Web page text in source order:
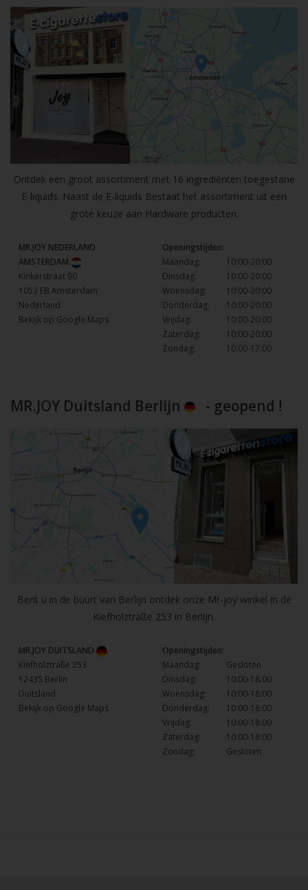
Ontdek een groot assortiment met 16 ingrediënten toegestane
E-liquids. Naast de E-liquids Bestaat het assortiment uit een
grote keuze aan Hardware producten.
MR.JOY NEDERLAND
AMSTERDAM
Kinkerstraat 90
1053 EB Amsterdam
Nederland
Bekijk op Google Maps
Openingstijden:
Maandag:
10:00-20:00
Dinsdag:
10:00-20:00
Woensdag:
10:00-20:00
Donderdag:
10:00-20:00
Vrijdag:
10:00-20:00
Zaterdag:
10:00-20:00
Zondag:
10:00-17:00
MR.JOY Duitsland Berlijn - geopend !
Bent u in de buurt van Berlijn ontdek onze Mr-joy winkel in de
Kiefholztraße 253 in Berlijn.
MR.JOY DUITSLAND
Kiefholztraße 253
12435 Berlin
Duitsland
Bekijk op Google Maps
Openingstijden:
Maandag:
Gesloten
Dinsdag:
10:00-18:00
Woensdag:
10:00-18:00
Donderdag:
10:00-18:00
Vrijdag:
10:00-18:00
Zaterdag:
10:00-18:00
Zondag:
Gesloten